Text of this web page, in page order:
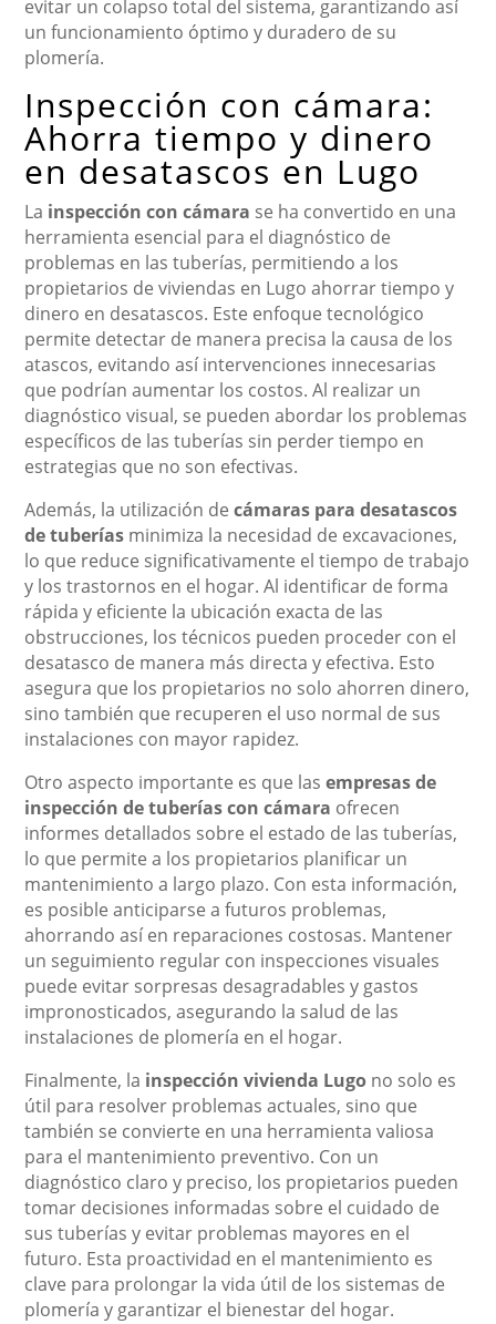
evitar un colapso total del sistema, garantizando así
un funcionamiento óptimo y duradero de su
plomería.
Inspección con cámara:
Ahorra tiempo y dinero
en desatascos en Lugo
La inspección con cámara se ha convertido en una
herramienta esencial para el diagnóstico de
problemas en las tuberías, permitiendo a los
propietarios de viviendas en Lugo ahorrar tiempo y
dinero en desatascos. Este enfoque tecnológico
permite detectar de manera precisa la causa de los
atascos, evitando así intervenciones innecesarias
que podrían aumentar los costos. Al realizar un
diagnóstico visual, se pueden abordar los problemas
específicos de las tuberías sin perder tiempo en
estrategias que no son efectivas.
Además, la utilización decámaras para desatascos
de tuberías minimiza la necesidad de excavaciones,
lo que reduce significativamente el tiempo de trabajo
y los trastornos en el hogar. Al identificar de forma
rápida y eficiente la ubicación exacta de las
obstrucciones, los técnicos pueden proceder con el
desatasco de manera más directa y efectiva. Esto
asegura que los propietarios no solo ahorren dinero,
sino también que recuperen el uso normal de sus
instalaciones con mayor rapidez.
Otro aspecto importante es que lasempresas de
inspección de tuberías con cámara ofrecen
informes detallados sobre el estado de las tuberías,
lo que permite a los propietarios planificar un
mantenimiento a largo plazo. Con esta información,
es posible anticiparse a futuros problemas,
ahorrando así en reparaciones costosas. Mantener
un seguimiento regular con inspecciones visuales
puede evitar sorpresas desagradables y gastos
impronosticados, asegurando la salud de las
instalaciones de plomería en el hogar.
Finalmente, la inspección vivienda Lugo no solo es
útil para resolver problemas actuales, sino que
también se convierte en una herramienta valiosa
para el mantenimiento preventivo. Con un
diagnóstico claro y preciso, los propietarios pueden
tomar decisiones informadas sobre el cuidado de
sus tuberías y evitar problemas mayores en el
futuro. Esta proactividad en el mantenimiento es
clave para prolongar la vida útil de los sistemas de
plomería y garantizar el bienestar del hogar.